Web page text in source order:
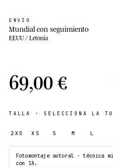
ENVÍO
Mundial con seguimiento
EEUU / Letonia
69,00 €
TALLA · SELECCIONA LA
2XS XS S M L
Fotomontaje autoral · técnica
con IA.